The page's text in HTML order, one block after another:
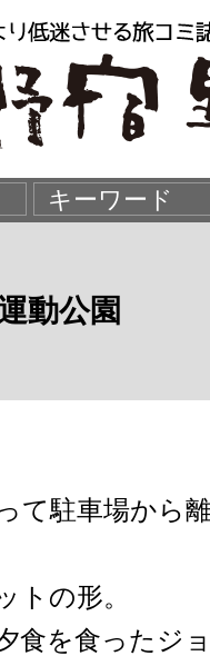
動公園
て駐車場から
トの形。
食を食ったジ